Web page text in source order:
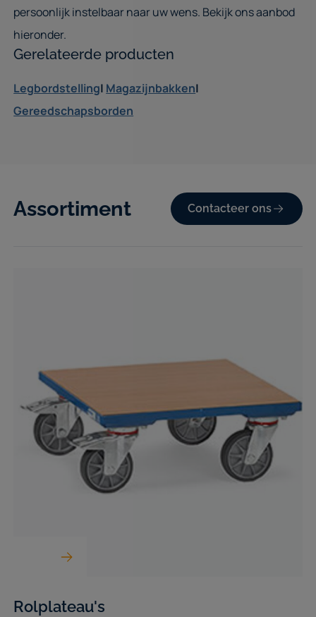
persoonlijk instelbaar naar uw wens. Bekijk ons aanbod
hieronder.
Gerelateerde producten
Legbordstelling| Magazijnbakken|
Gereedschapsborden
Assortiment Contacteer ons
Rolplateau's